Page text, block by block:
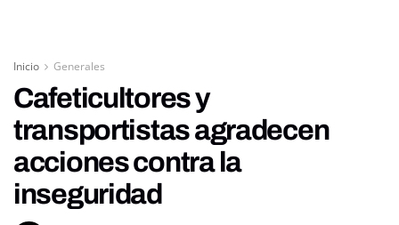
Inicio Generales
Cafeticultores y
transportistas agradecen
acciones contra la
inseguridad